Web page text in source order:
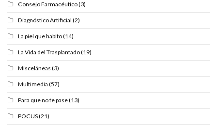
Consejo Farmacéutico(3)
Diagnóstico Artificial (2)
La piel que habito(14)
La Vida del Trasplantado(19)
Misceláneas (3)
Multimedia (57)
Para que no te pase(13)
POCUS(21)